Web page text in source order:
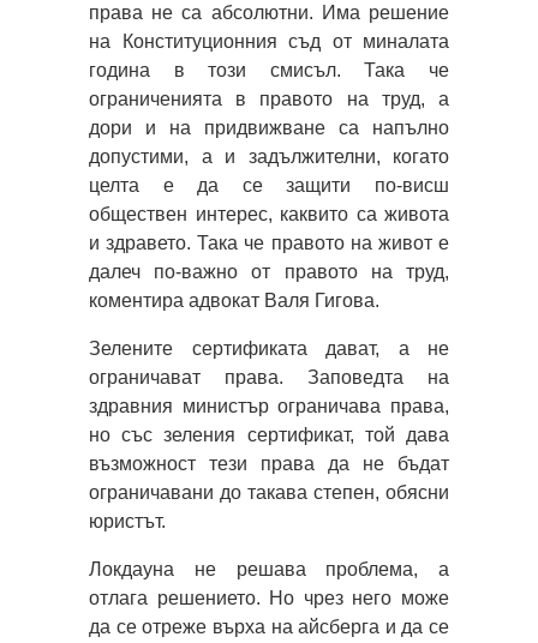
права не са абсолютни. Има решение
на Конституционния съд от миналата
година в този смисъл. Така че
ограниченията в правото на труд, а
дори и на придвижване са напълно
допустими, а и задължителни, когато
целта е да се защити по-висш
обществен интерес, каквито са живота
и здравето. Така че правото на живот е
далеч по-важно от правото на труд,
коментира адвокат Валя Гигова.
Зелените сертификата дават, а не
ограничават права. Заповедта на
здравния министър ограничава права,
но със зеления сертификат, той дава
възможност тези права да не бъдат
ограничавани до такава степен, обясни
юристът.
Локдауна не решава проблема, а
отлага решението. Но чрез него може
да се отреже върха на айсберга и да се